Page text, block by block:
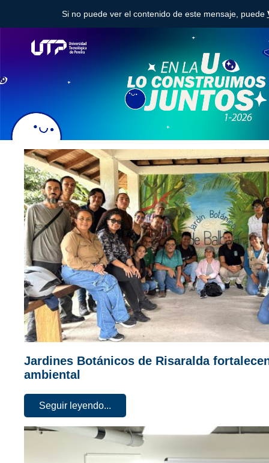
Si no puede ver el contenido de este mensaje, puede
Jardines Botánicos de Risaralda
ambiental
Seguir leyendo...